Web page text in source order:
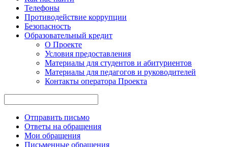
Телефоны
Противодействие коррупции
Безопасность
Образовательный кредит
О Проекте
Условия предоставления
Материалы для студентов и абитуриентов
Материалы для педагогов и руководителей
Контакты опе ратора Проекта
Отправить письмо
Ответы на обращения
Мои обращения
Письменные обращения